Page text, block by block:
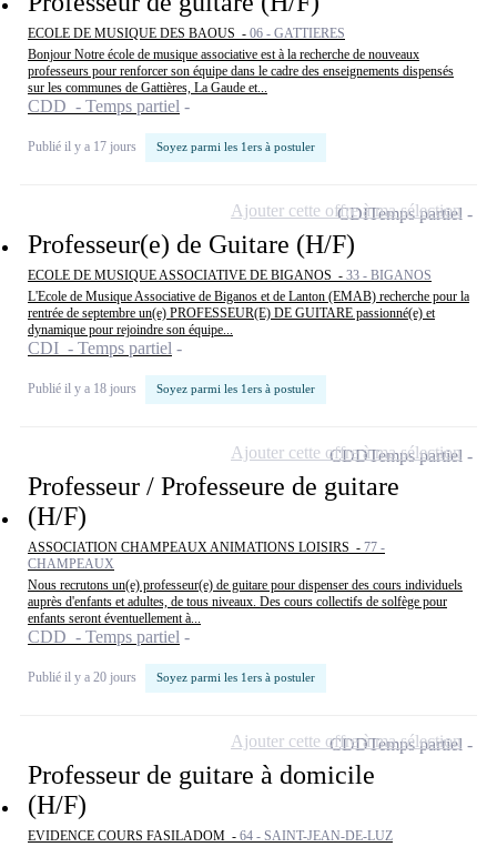
ECOLE DE MUSIQUE DES BAOUS - 06 - GATTIERES
Bonjour Notre école de musique associative est à la recherche de nouveaux
professeurs pour renforcer son équipe dans le cadre des enseignements dispensés
sur les communes de Gattières, La Gaude et...
CDD - Temps partiel
Publié il y a 17 jours Soyez parmi les 1ers à postuler
Professeur(e) de Guitare (H/F)
ECOLE DE MUSIQUE ASSOCIATIVE DE BIGANOS - 33 - BIGANOS
L'Ecole de Musique Associative de Biganos et de Lanton (EMAB) recherche pour la
rentrée de septembre un(e) PROFESSEUR(E) DE GUITARE passionné(e) et
dynamique pour rejoindre son équipe...
CDI - Temps partiel
Publié il y a 18 jours Soyez parmi les 1ers à postuler
CDITemps partiel
Ajouter cette offre à ma sélection
Professeur / Professeure de guitare
(H/F)
ASSOCIATION CHAMPEAUX ANIMATIONS LOISIRS - 77 -
CHAMPEAUX
Nous recrutons un(e) professeur(e) de guitare pour dispenser des cours individuels
auprès d'enfants et adultes, de tous niveaux. Des cours collectifs de solfège pour
enfants seront éventuellement à...
CDD - Temps partiel
Publié il y a 20 jours Soyez parmi les 1ers à postuler
CDDTemps partiel
Ajouter cette offre à ma sélection
Professeur de guitare à domicile
(H/F)
EVIDENCE COURS FASILADOM - 64 - SAINT-JEAN-DE-LUZ
CDDTemps partiel
Ajouter cette offre à ma sélection